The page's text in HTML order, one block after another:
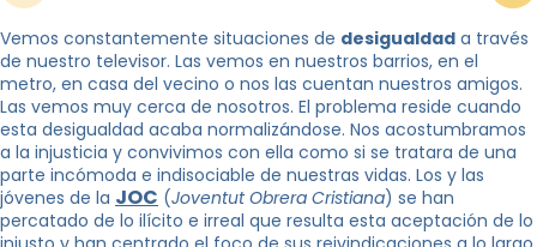
Vemos constantemente situaciones de desigualdad a través
de nuestro televisor. Las vemos en nuestros barrios, en el
metro, en casa del vecino o nos las cuentan nuestros amigos.
Las vemos muy cerca de nosotros. El problema reside cuando
esta desigualdad acaba normalizándose. Nos acostumbramos
a la injusticia y convivimos con ella como si se tratara de una
parte incómoda e indisociable de nuestras vidas. Los y las
jóvenes de la JOC (Joventut Obrera Cristiana) se han
percatado de lo ilícito e irreal que resulta esta aceptación de lo